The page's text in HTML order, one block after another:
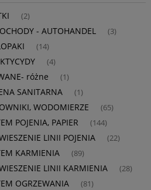
(2)
- AUTOHANDEL (3)
(14)
(4)
różne (1)
SANITARNA (1)
WODOMIERZE (65)
POJENIA, PAPIER (144)
LINII POJENIA (22)
KARMIENIA (89)
LINII KARMIENIA (28)
OGRZEWANIA (81)